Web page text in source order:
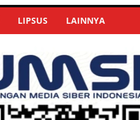
LIPSUS LAINNYA